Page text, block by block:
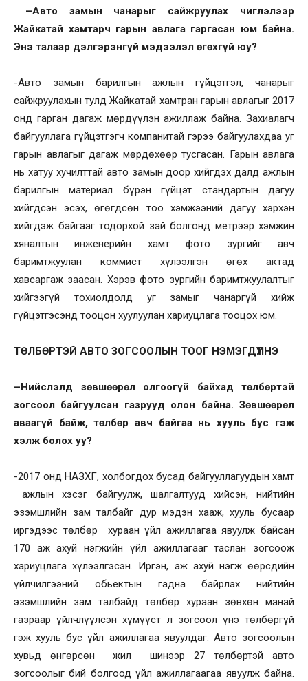
–Авто замын чанарыг сайжруулах чиглэлээр
Жайкатай хамтарч гарын авлага гаргасан юм байна.
Энэ талаар дэлгэрэнгүй мэдээлэл өгөхгүй юу?
-Авто замын барилгын ажлын гүйцэтгэл, чанарыг
сайжруулахын тулд Жайкатай хамтран гарын авлагыг 2017
онд гарган дагаж мөрдүүлэн ажиллаж байна. Захиалагч
байгууллага гүйцэтгэгч компанитай гэрээ байгуулахдаа уг
гарын авлагыг дагаж мөрдөхөөр тусгасан. Гарын авлага
нь хатуу хучилттай авто замын доор хийгдэх далд ажлын
барилгын материал бүрэн гүйцэт стандартын дагуу
хийгдсэн эсэх, өгөгдсөн тоо хэмжээний дагуу хэрхэн
хийгдэж байгааг тодорхой зай болгонд метрээр хэмжин
хяналтын инженерийн хамт фото зургийг авч
баримтжуулан коммист хүлээлгэн өгөх актад
хавсаргаж заасан. Хэрэв фото зургийн баримтжуулалтыг
хийгээгүй тохиолдолд уг замыг чанаргүй хийж
гүйцэтгэсэнд тооцон хуулуулан хариуцлага тооцох юм.
ТӨЛБӨРТЭЙ АВТО ЗОГСООЛЫН ТООГ НЭМЭГДҮҮЛНЭ
– Нийслэлд зөвшөөрөл олгоогүй байхад төлбөртэй
зогсоол байгуулсан газрууд олон байна. Зөвшөөрөл
аваагүй байж, төлбөр авч байгаа нь хууль бус гэж
хэлж болох уу?
-2017 онд НАЗХГ, холбогдох бусад байгууллагуудын хамт
ажлын хэсэг байгуулж, шалгалтууд хийсэн, нийтийн
эзэмшлийн зам талбайг дур мэдэн хааж, хууль бусаар
иргэдээс төлбөр хураан үйл ажиллагаа явуулж байсан
170 аж ахуй нэгжийн үйл ажиллагааг таслан зогсоож
хариуцлага хүлээлгэсэн. Иргэн, аж ахуй нэгж өөрсдийн
үйлчилгээний обьектын гадна байрлах нийтийн
эзэмшлийн зам талбайд төлбөр хураан зөвхөн манай
газраар үйлчлүүлсэн хүмүүст л зогсоол үнэ төлбөргүй
гэж хууль бус үйл ажиллагаа явуулдаг. Авто зогсоолын
хувьд өнгөрсөн жил шинээр 27 төлбөртэй авто
зогсоолыг бий болгоод үйл ажиллагаагаа явуулж байна.